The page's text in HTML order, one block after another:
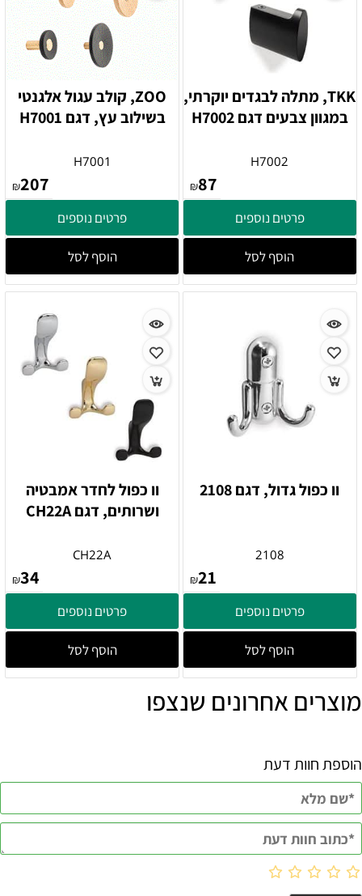
TKK, מתלה לבגדים יוקרתי,
במגוון צבעים דגם H7002
H7002
₪87
פרטים נוספים
הוסף לסל
ZOO, קולב עגול אלגנטי
בשילוב עץ, דגם H7001
H7001
₪207
פרטים נוספים
הוסף לסל
וו כפול גדול, דגם 2108
2108
₪21
פרטים נוספים
הוסף לסל
וו כפול לחדר אמבטיה
ושרותים, דגם CH22A
CH22A
₪34
פרטים נוספים
הוסף לסל
מוצרים אחרונים שנצפו
הוספת חוות דעת